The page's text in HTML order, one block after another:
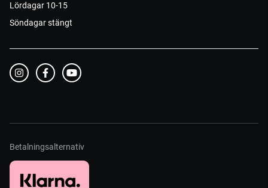
Lördagar 10-15
Söndagar stängt
Betalningsalternativ